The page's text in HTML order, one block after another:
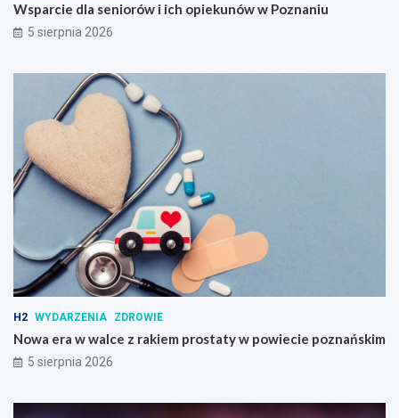
Wsparcie dla seniorów i ich opiekunów w Poznaniu
5 sierpnia 2026
H2 WYDARZENIA ZDROWIE
Nowa era w walce z rakiem prostaty w powiecie poznańskim
5 sierpnia 2026